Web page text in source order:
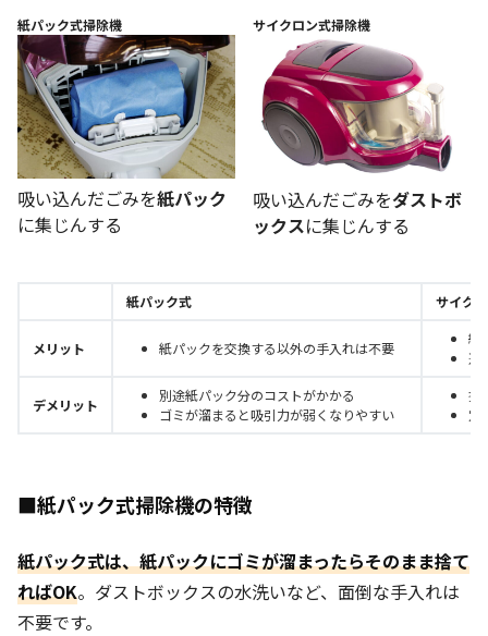
紙パック式掃除機
吸い込んだごみを紙パック
に集じんする
サイクロン式掃除機
吸い込んだごみをダストボ
ックスに集じんする
紙パック式 サイク
メリット 紙パックを交換する以外の手入れは不要
紙
遠
デメリット
別途紙パック分のコストがかかる
ゴミが溜まると吸引力が弱くなりやすい
掃
定
■紙パック式掃除機の特徴
紙パック式は、紙パックにゴミが溜まったらそのまま捨て
ればOK。ダストボックスの水洗いなど、面倒な手入れは
不要です。